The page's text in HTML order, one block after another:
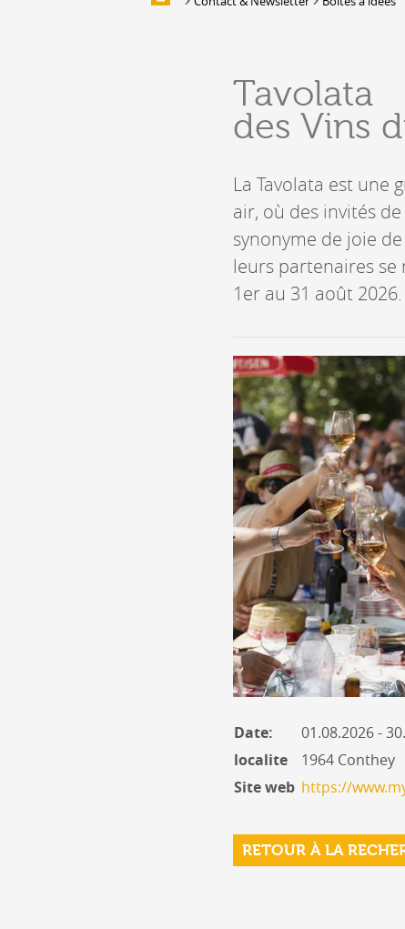
HÉBERGEMENTS &
RESTAURATION
Hébergement
Bars, Cafés, Restaurants &
Caveaux de dégustation
Tavolata
des Vins
La Tavolata est une
air, où des invités
synonyme de joie
leurs partenaires
1er au 31 août 2026.
Date:
01.08.2026 -
localite
1964 Conthey
Site web https://
RETOUR À LA